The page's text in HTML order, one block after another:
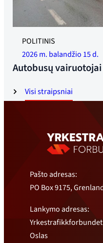
Visi straipsniai
Nuotrauka: SHK
POLITINIS
2026 m. balandžio 15 d.
Autobusų
Pašto adresas:
PO Box 9175,
Lankymo adresas:
Yrkestrafikkforbundet
Oslas